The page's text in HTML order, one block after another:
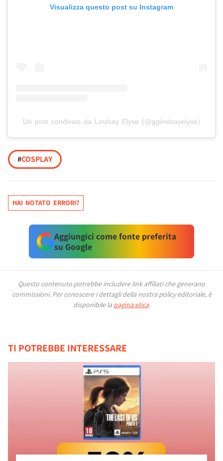
Visualizza questo post su Instagram
Un post condiviso da Lindsay Elyse (@gglindsayelyse)
#COSPLAY
HAI NOTATO ERRORI?
Aggiungici come fonte preferita
su Google
Questo contenuto potrebbe includere link affiliati che generano
commissioni. Per conoscere i dettagli della nostra policy editoriale, è
disponibile la pagina etica.
TI POTREBBE INTERESSARE